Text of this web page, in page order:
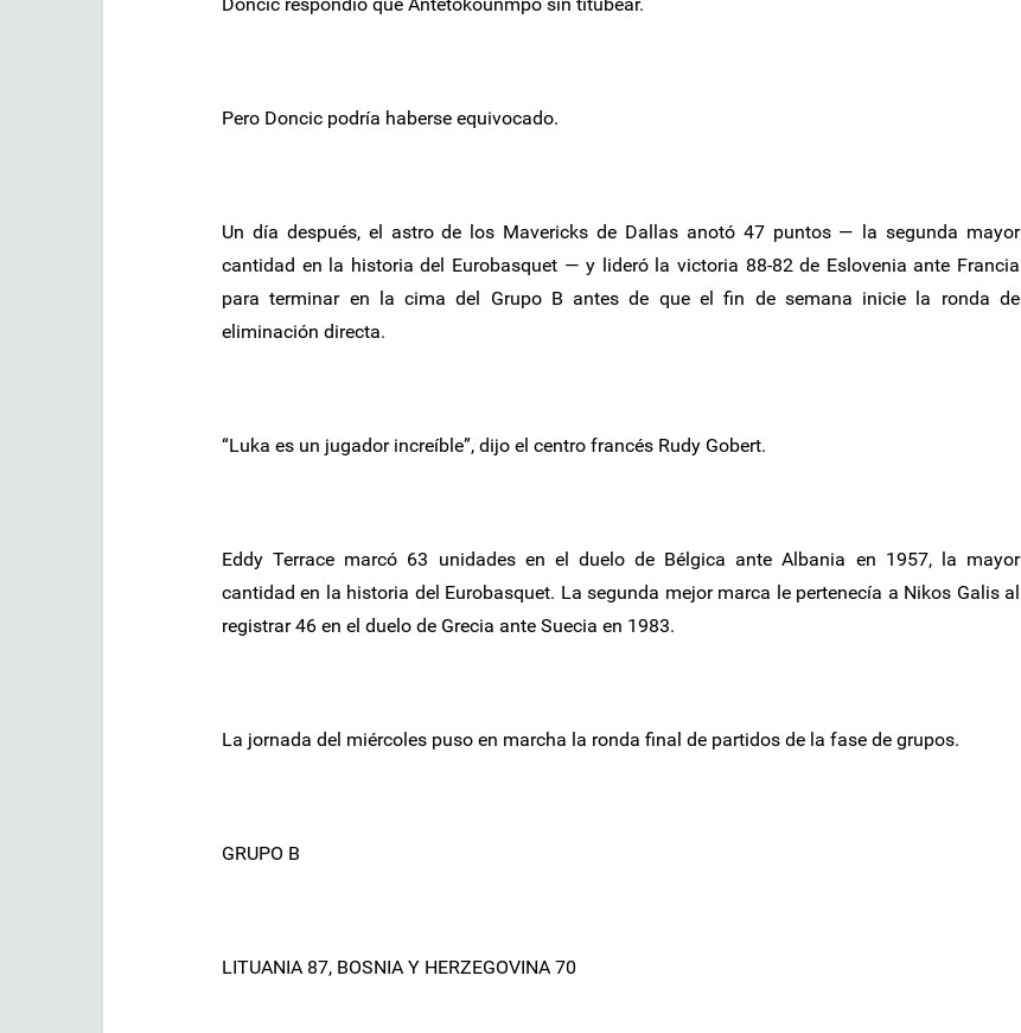
Pero Doncic podría haberse equivocado.
Un día después, el astro de los Mavericks de Dallas anotó 47 puntos — la segunda mayor
cantidad en la historia del Eurobasquet — y lideró la victoria 88-82 de Eslovenia ante Francia
para terminar en la cima del Grupo B antes de que el fin de semana inicie la ronda de
eliminación directa.
“Luka es un jugador increíble”, dijo el centro francés Rudy Gobert.
Eddy Terrace marcó 63 unidades en el duelo de Bélgica ante Albania en 1957, la mayor
cantidad en la historia del Eurobasquet. La segunda mejor marca le pertenecía a Nikos Galis al
registrar 46 en el duelo de Grecia ante Suecia en 1983.
La jornada del miércoles puso en marcha la ronda final de partidos de la fase de grupos.
GRUPO B
LITUANIA 87, BOSNIA Y HERZEGOVINA 70